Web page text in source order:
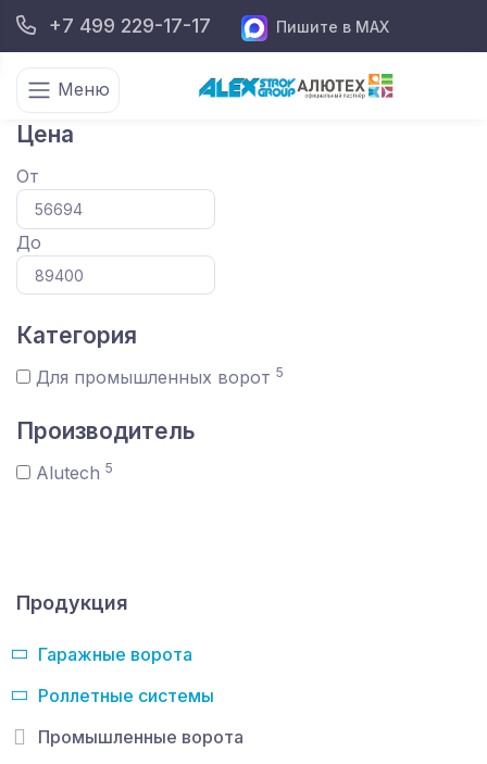
+7 499 229-17-17 Пишите в MAX
Меню
Цена
От
До
Категория
Для промышленных ворот 5
Производитель
Alutech 5
Продукция
Гаражные ворота
Роллетные системы
Промышленные ворота